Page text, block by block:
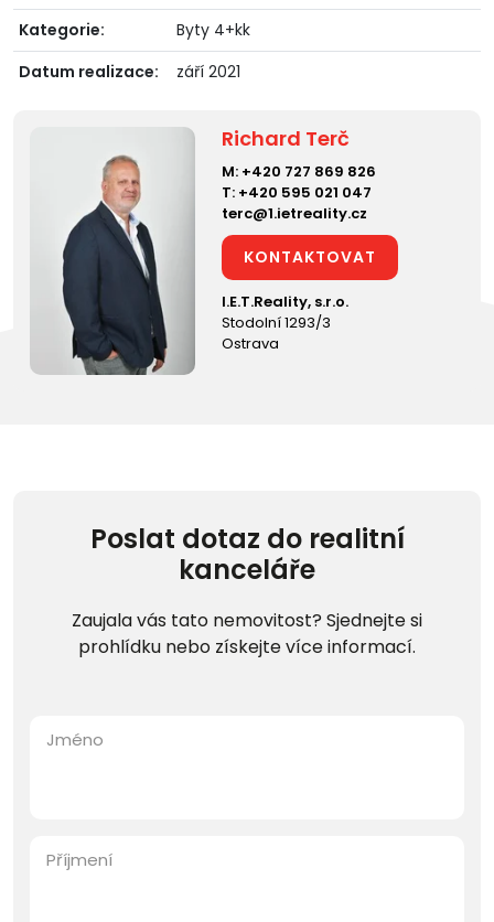
Kategorie:
Byty 4+kk
Datum realizace:
září 2021
Richard Terč
M: +420 727 869 826
T: +420 595 021 047
terc@1.ietreality.cz
KONTAKTOVAT
I.E.T.Reality, s.r.o.
Stodolní 1293/3
Ostrava
Poslat dotaz do realitní
kanceláře
Zaujala vás tato nemovitost? Sjednejte si
prohlídku nebo získejte více informací.
Jméno
Příjmení